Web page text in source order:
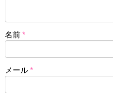
名前 *
メール *